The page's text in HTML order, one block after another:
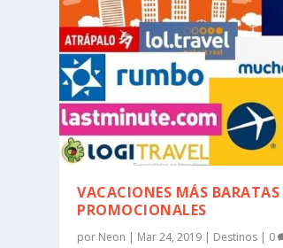
VACACIONES MÁS
PROMOCIONALES
por Neon | Mar 24, 2019 | Destinos | 0